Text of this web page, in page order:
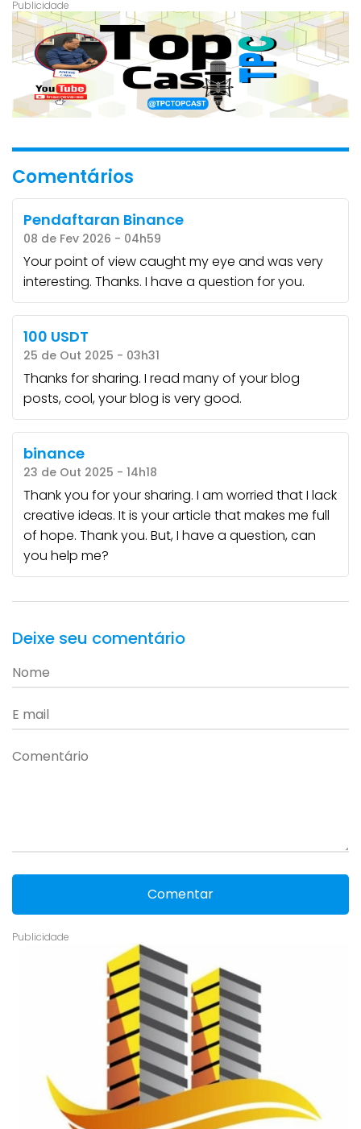
Comentários
Pendaftaran Binance
08 de Fev 2026 - 04h59
Your point of view caught my eye and was very
interesting. Thanks. I have a question for you.
100 USDT
25 de Out 2025 - 03h31
Thanks for sharing. I read many of your blog
posts, cool, your blog is very good.
binance
23 de Out 2025 - 14h18
Thank you for your sharing. I am worried that I lack
creative ideas. It is your article that makes me full
of hope. Thank you. But, I have a question, can
you help me?
Deixe seu comentário
Comentar